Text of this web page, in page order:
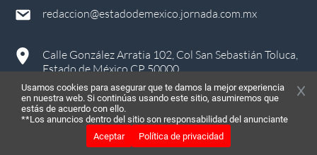
in
redaccion@estadodemexico.jornada.com.mx
Calle González Arratia 102, Col San Sebastián Toluca,
Estado de México CP 50000
2026, Todos los derechos reservados
Usamos cookies para asegurar que te damos la mejor experiencia
en nuestra web. Si continúas usando este sitio, asumiremos que
estás de acuerdo con ello.
**Los anuncios dentro del sitio son responsabilidad del anunciante
Aceptar
Política de privacidad